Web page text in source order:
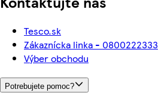
Tesco.sk
Zákaznícka linka - 0800222333
Výber obchodu
Potrebujete pomoc?